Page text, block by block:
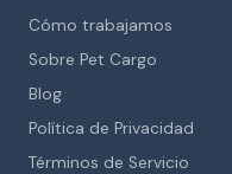
Cómo trabajamos
Sobre Pet Cargo
Blog
Política de Privacidad
Términos de Servicio